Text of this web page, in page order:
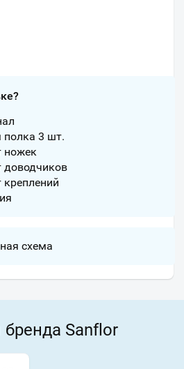
полка 3 шт.
ножек
доводчиков
схема
Sanflor